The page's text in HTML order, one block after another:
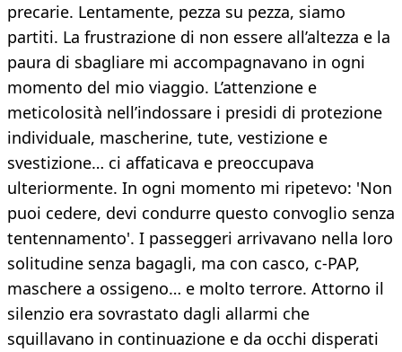
precarie. Lentamente, pezza su pezza, siamo
partiti. La frustrazione di non essere all’altezza e la
paura di sbagliare mi accompagnavano in ogni
momento del mio viaggio. L’attenzione e
meticolosità nell’indossare i presidi di protezione
individuale, mascherine, tute, vestizione e
svestizione… ci affaticava e preoccupava
ulteriormente. In ogni momento mi ripetevo: 'Non
puoi cedere, devi condurre questo convoglio senza
tentennamento'. I passeggeri arrivavano nella loro
solitudine senza bagagli, ma con casco, c-PAP,
maschere a ossigeno… e molto terrore. Attorno il
silenzio era sovrastato dagli allarmi che
squillavano in continuazione e da occhi disperati